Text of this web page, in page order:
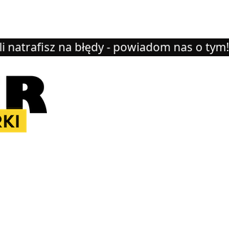
natrafisz na błędy - powiadom nas o tym!